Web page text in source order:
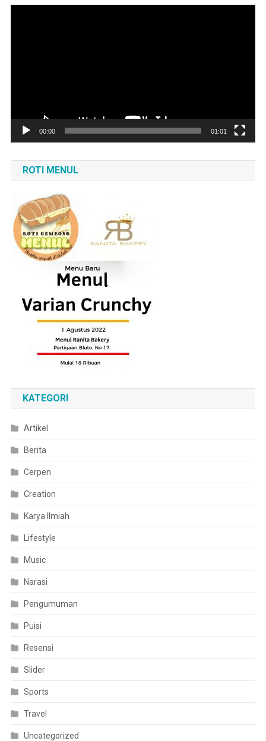
00:00 01:01
ROTI MENUL
KATEGORI
Artikel
Berita
Cerpen
Creation
Karya Ilmiah
Lifestyle
Music
Narasi
Pengumuman
Puisi
Resensi
Slider
Sports
Travel
Uncategorized